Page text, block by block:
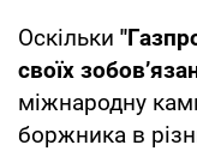
Оскільки
своїх
міжнародну
боржника в